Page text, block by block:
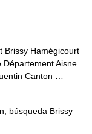
Hamégicourt
Département Aisne
Canton …
búsqueda Brissy